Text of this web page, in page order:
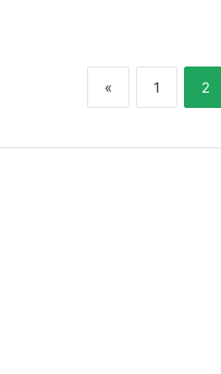
« 1 2